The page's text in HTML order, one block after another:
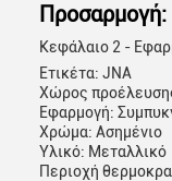
Προσαρμογή:
Κεφάλαιο 2 -
Ετικέτα: JNA
Χώρος
Εφαρμογή:
Χρώμα: Ασημένιο
Υλικό: Μεταλλικό
Περιοχή